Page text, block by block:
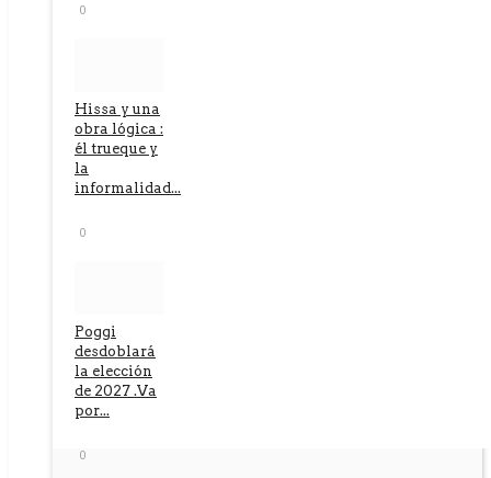
0
Hissa y una
obra lógica :
él trueque y
la
informalidad...
0
Poggi
desdoblará
la elección
de 2027 .Va
por...
0